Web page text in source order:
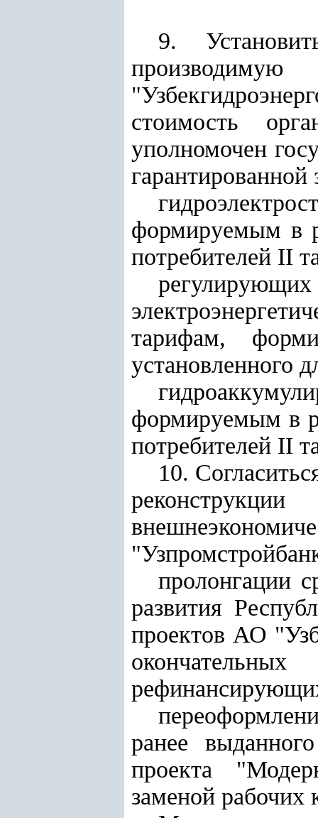
9.
стоимость
уполномочен
гарантированной
формируемым в
потребителей II
тарифам,
установленного
формируемым в
потребителей II
10.
пролонгации
развития
проектов АО
окончательных
ранее
проекта
заменой рабочих